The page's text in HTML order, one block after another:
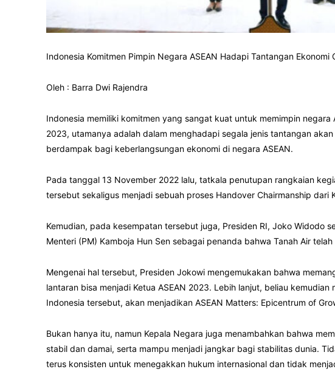
Indonesia Komitmen Pimpin Negara ASEAN Hadapi Tantangan Ekonomi
Oleh : Barra Dwi Rajendra
Indonesia memiliki komitmen yang sangat kuat untuk memimpin negara
2023, utamanya adalah dalam menghadapi segala jenis tantangan
berdampak bagi keberlangsungan ekonomi di negara ASEAN.
Pada tanggal 13 November 2022 lalu, tatkala penutupan rangkaian
tersebut sekaligus menjadi sebuah proses Handover Chairmanship dari
Kemudian, pada kesempatan tersebut juga, Presiden RI, Joko Widodo
Menteri (PM) Kamboja Hun Sen sebagai penanda bahwa Tanah Air
Mengenai hal tersebut, Presiden Jokowi mengemukakan bahwa
lantaran bisa menjadi Ketua ASEAN 2023. Lebih lanjut, beliau
Indonesia tersebut, akan menjadikan ASEAN Matters: Epicentrum of
Bukan hanya itu, namun Kepala Negara juga menambahkan bahwa
stabil dan damai, serta mampu menjadi jangkar bagi stabilitas dunia.
terus konsisten untuk menegakkan hukum internasional dan tidak